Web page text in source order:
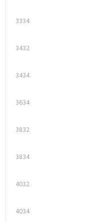
3334
3432
3434
3634
3832
3834
4032
4034